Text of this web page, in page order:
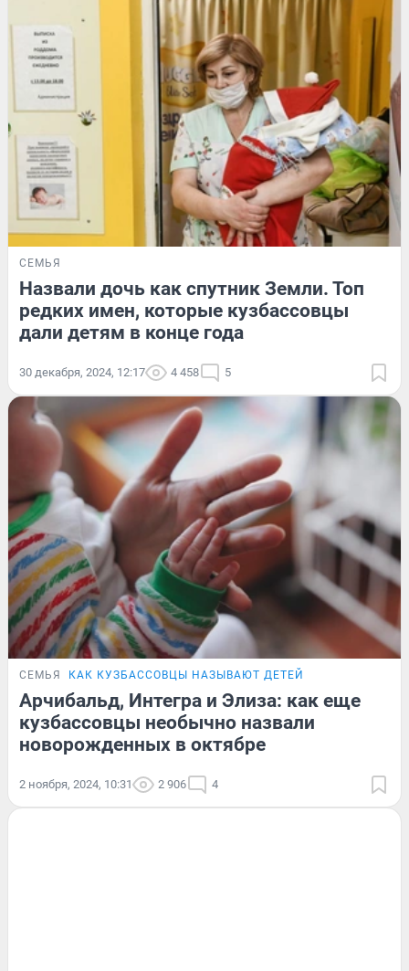
СЕМЬЯ
Назвали дочь как спутник Земли. Топ
редких имен, которые кузбассовцы
дали детям в конце года
30 декабря, 2024, 12:17 4 458 5
СЕМЬЯ КАК КУЗБАССОВЦЫ НАЗЫВАЮТ ДЕТЕЙ
Арчибальд, Интегра и Элиза: как еще
кузбассовцы необычно назвали
новорожденных в октябре
2 ноября, 2024, 10:31 2 906 4